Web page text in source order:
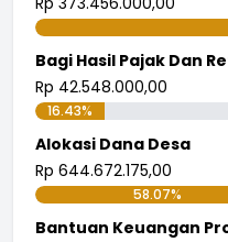
Bagi Hasil Pajak Dan
Rp 42.548.000,00
16.43%
Alokasi Dana Desa
Rp 644.672.175,00
58.07%
Bantuan Keuangan